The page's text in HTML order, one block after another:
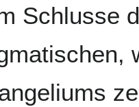
Schlusse